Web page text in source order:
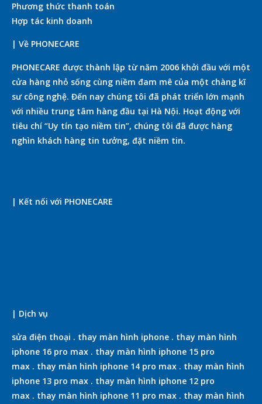
Phương thức thanh toán
Hợp tác kinh doanh
| Về PHONECARE
PHONECARE được thành lập từ năm 2006 khởi đầu với một
cửa hàng nhỏ sống cùng niềm đam mê của một chàng kĩ
sư công nghệ. Đến nay chúng tôi đã phát triển lớn mạnh
với nhiều trung tâm hàng đầu tại Hà Nội. Hoạt động với
tiêu chí “Uy tín tạo niềm tin”, chúng tôi đã được hàng
nghìn khách hàng tin tưởng, đặt niềm tin.
| Kết nối với PHONECARE
| Dịch vụ
sửa điện thoại . thay màn hình iphone . thay màn hình
iphone 16 pro max . thay màn hình iphone 15 pro
max . thay màn hình iphone 14 pro max . thay màn hình
iphone 13 pro max . thay màn hình iphone 12 pro
max . thay màn hình iphone 11 pro max . thay màn hình